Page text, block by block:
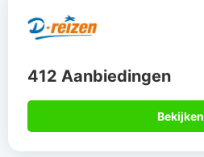
412 Aanbiedingen
Bekijken